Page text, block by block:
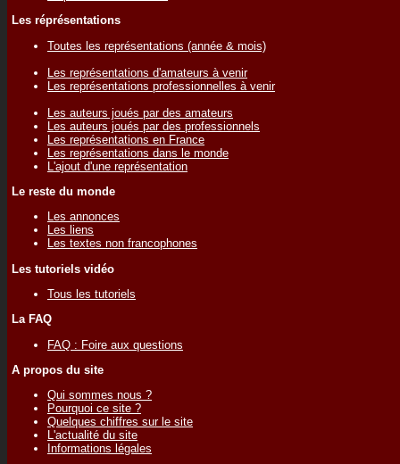
Les réprésentations
Toutes les représentations (année & mois)
Les représentations d'amateurs à venir
Les représentations professionnelles à venir
Les auteurs joués par des amateurs
Les auteurs joués par des professionnels
Les représentations en France
Les représentations dans le monde
L'ajout d'une représentation
Le reste du monde
Les annonces
Les liens
Les textes non francophones
Les tutoriels vidéo
Tous les tutoriels
La FAQ
FAQ : Foire aux questions
A propos du site
Qui sommes nous ?
Pourquoi ce site ?
Quelques chiffres sur le site
L'actualité du site
Informations légales